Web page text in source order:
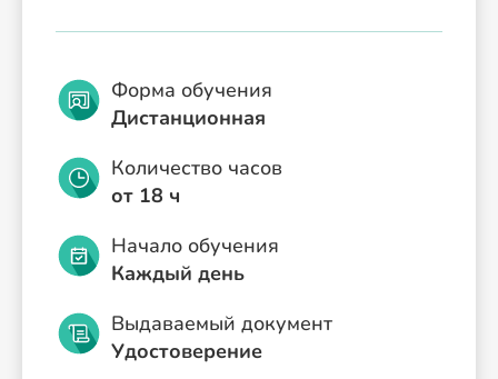
Форма обучения
Дистанционная
Количество часов
от 18 ч
Начало обучения
Каждый день
Выдаваемый документ
Удостоверение